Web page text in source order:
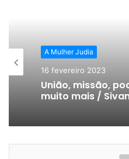
A Mulher Judia
16 fevereiro 2023
União, missão,
muito mais /